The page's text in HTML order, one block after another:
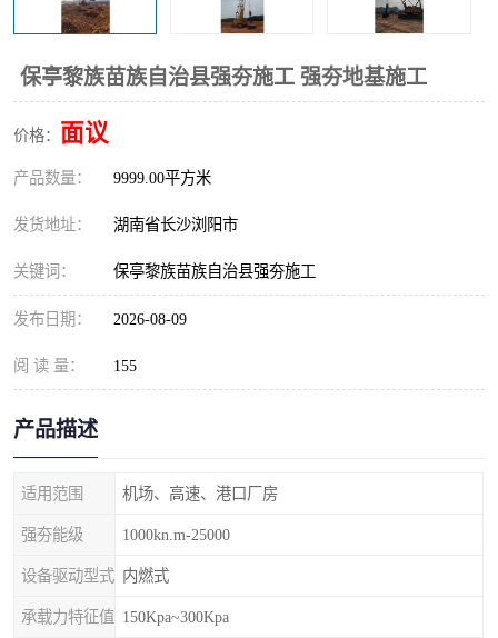
保亭黎族苗族自治县强夯施工 强夯地基施工
价格： 面议
产品数量： 9999.00平方米
发货地址： 湖南省长沙浏阳市
关键词： 保亭黎族苗族自治县强夯施工
发布日期： 2026-08-09
阅 读 量： 155
产品描述
适用范围 机场、高速、港口厂房
强夯能级 1000kn.m-25000
设备驱动型式 内燃式
承载力特征值 150Kpa~300Kpa